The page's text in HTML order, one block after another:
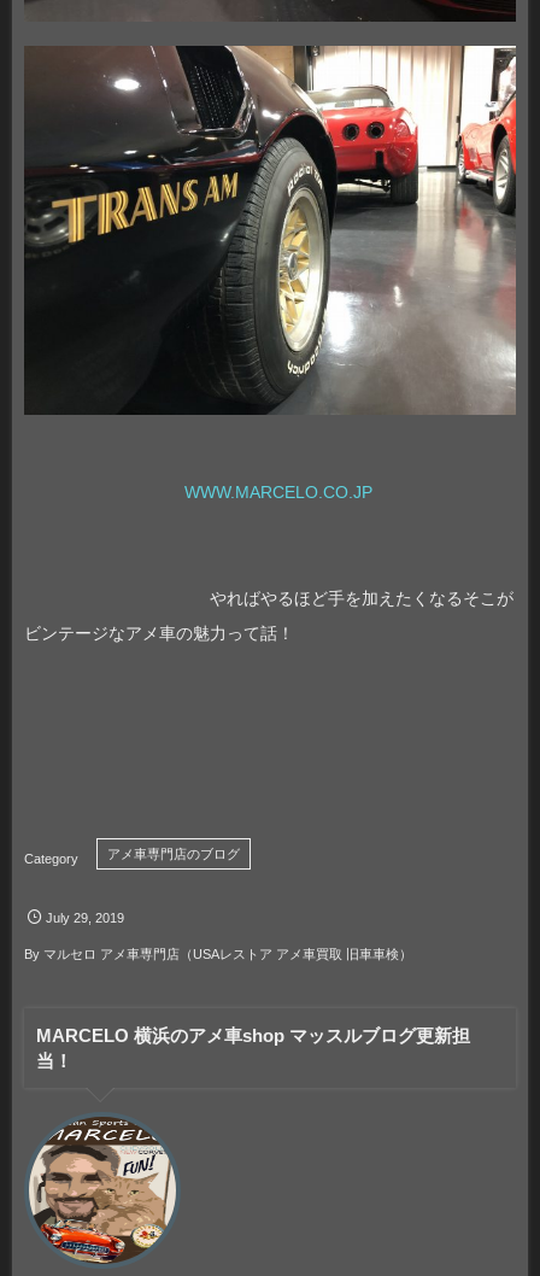
WWW.MARCELO.CO.JP
やればやるほど手を加えたくなるそこが
ビンテージなアメ車の魅力って話！
アメ車専門店のブログ
July 29 ,2019
By マルセロ アメ車専門店（USAレストア アメ車買取 旧車車検）
MARCELO 横浜のアメ車shop マッスルブログ更新担
当！